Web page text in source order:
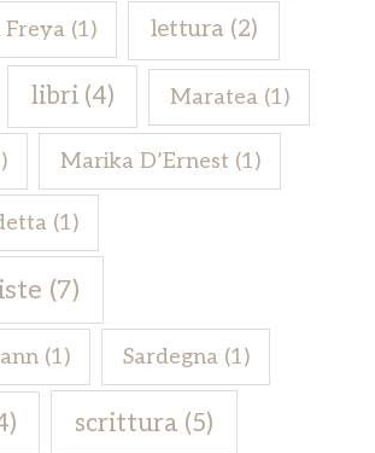
Freya (1) lettura (2)
libri(4) Maratea(1)
Marika D’Ernest (1)
(1)
(7)
(1) Sardegna(1)
scrittura (5)